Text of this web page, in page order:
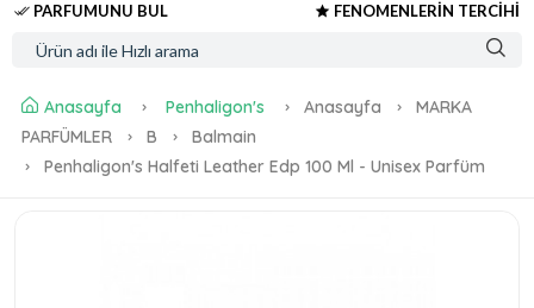
PARFUMUNU BUL FENOMENLERİN TERCİHİ
Anasayfa Penhaligon's Anasayfa
MARKA
PARFÜMLER
B
Balmain
Penhaligon's Halfeti Leather Edp 100 Ml - Unisex Parfüm